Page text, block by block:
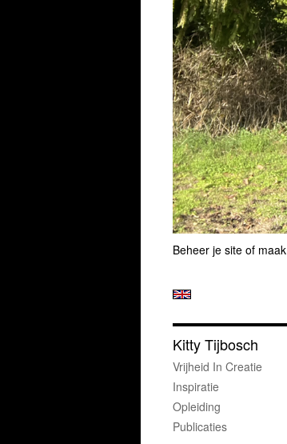
Beheer je site of
Kitty Tijbosch
Vrijheid In Creatie
Inspiratie
Opleiding
Publicaties